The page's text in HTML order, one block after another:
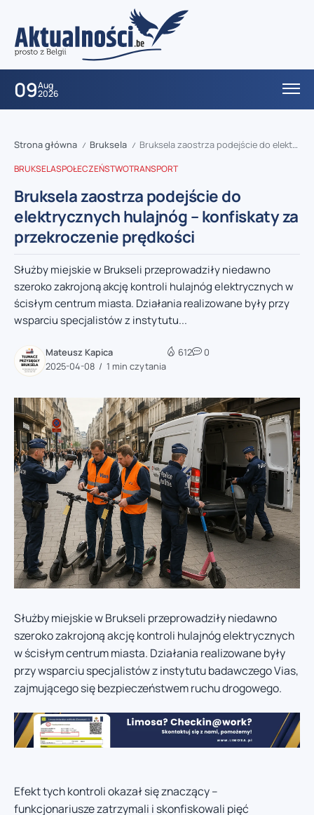
09Aug
2026
Strona główna / Bruksela / Bruksela zaostrza podejście do elektrycznych hulajnóg – konfiskaty za przekroczenie prędkości
BRUKSELASPOŁECZEŃSTWOTRANSPORT
Bruksela zaostrza podejście do
elektrycznych hulajnóg – konfiskaty za
przekroczenie prędkości
Służby miejskie w Brukseli przeprowadziły niedawno
szeroko zakrojoną akcję kontroli hulajnóg elektrycznych w
ścisłym centrum miasta. Działania realizowane były przy
wsparciu specjalistów z instytutu...
Mateusz Kapica
2025-04-08
1 min czytania
612 0
Służby miejskie w Brukseli przeprowadziły niedawno
szeroko zakrojoną akcję kontroli hulajnóg elektrycznych
w ścisłym centrum miasta. Działania realizowane były
przy wsparciu specjalistów z instytutu badawczego Vias,
zajmującego się bezpieczeństwem ruchu drogowego.
Efekt tych kontroli okazał się znaczący –
funkcjonariusze zatrzymali i skonfiskowali pięć